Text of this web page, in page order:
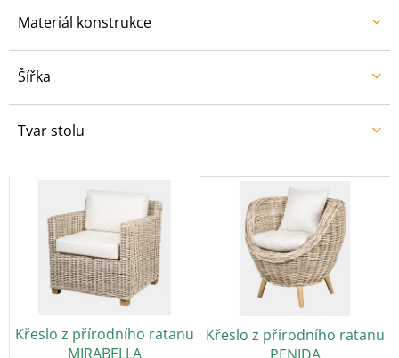
Materiál konstrukce
Šířka
Tvar stolu
V
dKřeslo z přírodního ratanu
MIRABELLA
Křeslo z přírodního ratanu